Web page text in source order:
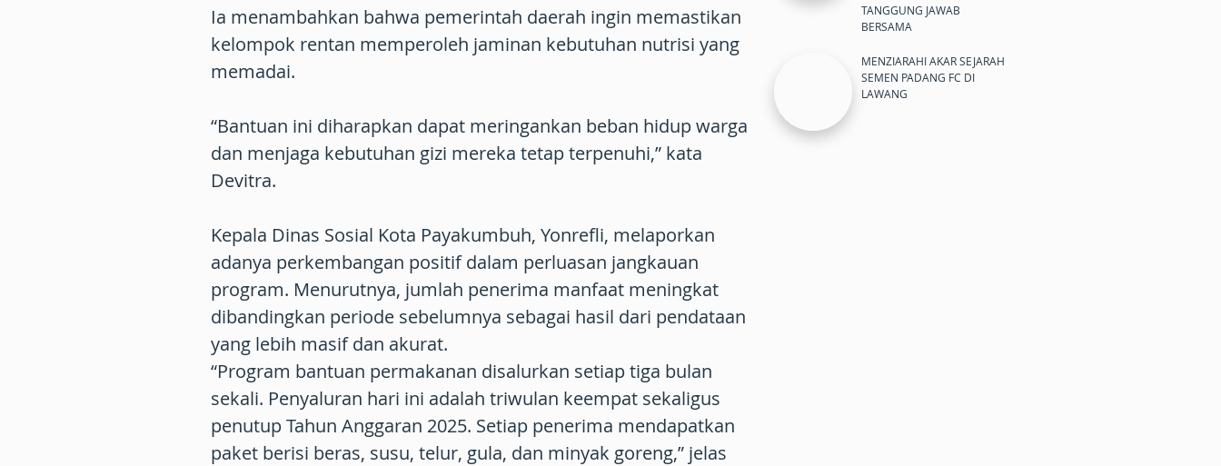
Ia menambahkan bahwa pemerintah daerah ingin memastikan
kelompok rentan memperoleh jaminan kebutuhan nutrisi yang
memadai.
“Bantuan ini diharapkan dapat meringankan beban hidup warga
dan menjaga kebutuhan gizi mereka tetap terpenuhi,” kata
Devitra.
Kepala Dinas Sosial Kota Payakumbuh, Yonrefli, melaporkan
adanya perkembangan positif dalam perluasan jangkauan
program. Menurutnya, jumlah penerima manfaat meningkat
dibandingkan periode sebelumnya sebagai hasil dari pendataan
yang lebih masif dan akurat.
“Program bantuan permakanan disalurkan setiap tiga bulan
sekali. Penyaluran hari ini adalah triwulan keempat sekaligus
penutup Tahun Anggaran 2025. Setiap penerima mendapatkan
paket berisi beras, susu, telur, gula, dan minyak goreng,” jelas
TANGGUNG JAWAB
BERSAMA
MENZIARAHI AKAR SEJARAH
SEMEN PADANG FC DI
LAWANG